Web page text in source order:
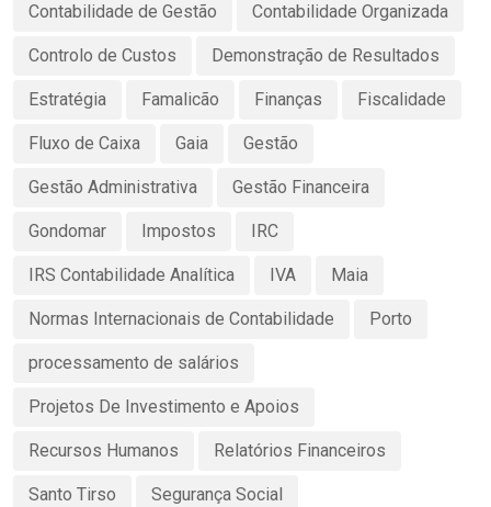
Contabilidade de Gestão Contabilidade Organizada
Controlo de Custos Demonstração de Resultados
Estratégia Famalicão Finanças Fiscalidade
Fluxo de Caixa Gaia Gestão
Gestão Administrativa Gestão Financeira
Gondomar Impostos IRC
IRS Contabilidade Analítica IVA Maia
Normas Internacionais de Contabilidade Porto
processamento de salários
Projetos De Investimento e Apoios
Recursos Humanos Relatórios Financeiros
Santo Tirso Segurança Social